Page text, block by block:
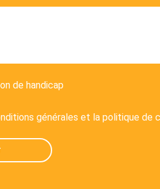
de handicap
générales et la politique de